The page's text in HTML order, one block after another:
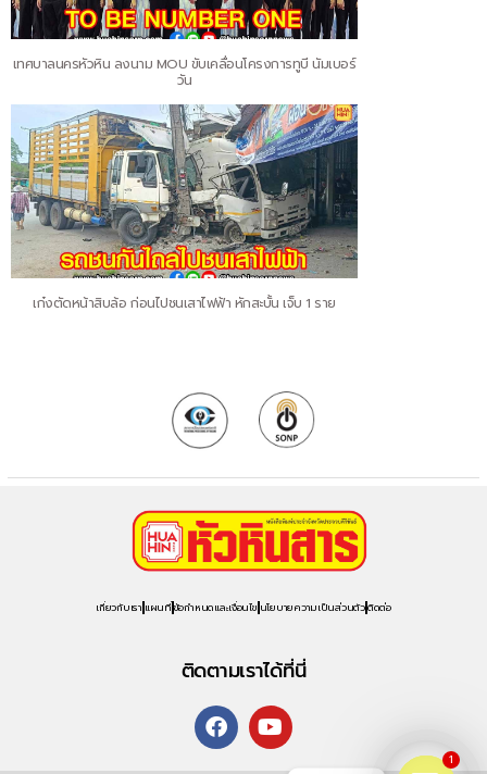
เทศบาลนครหัวหิน ลงนาม MOU ขับเคลื่อนโครงการทูบี นัมเบอร์
วัน
เก๋งตัดหน้าสิบล้อ ก่อนไปชนเสาไฟฟ้า หักสะบั้น เจ็บ 1 ราย
เกี่ยวกับเรา แผนที่ข้อกำหนดและเงื่อนไข นโยบายความเป็นส่วนตัวติดต่อ
ติดตามเราได้ที่นี่
1